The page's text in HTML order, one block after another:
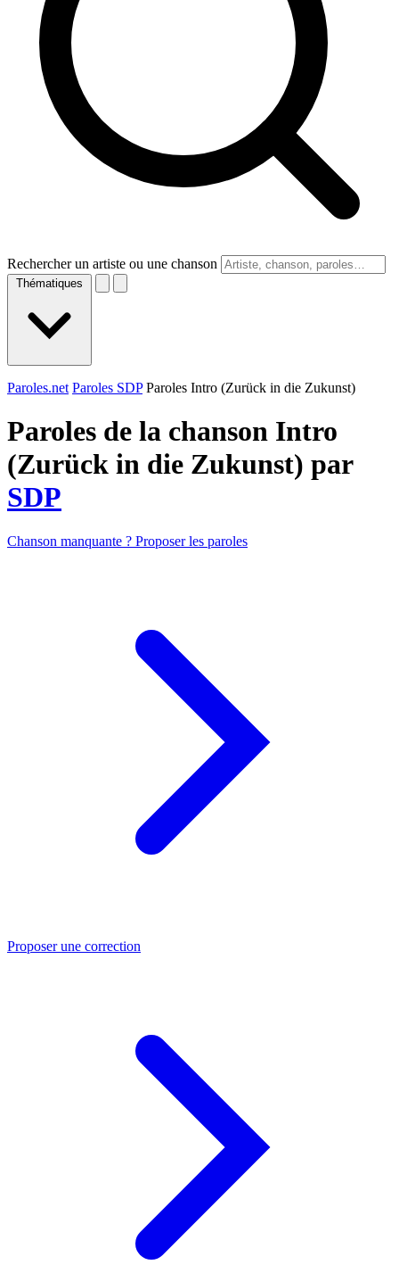
Rechercher un artiste ou une chanson
Thématiques
Paroles.net Paroles SDP Paroles Intro (Zurück in die Zukunst)
Paroles de la chanson Intro
(Zurück in die Zukunst) par
SDP
Chanson manquante ? Proposer les paroles
Proposer une correction